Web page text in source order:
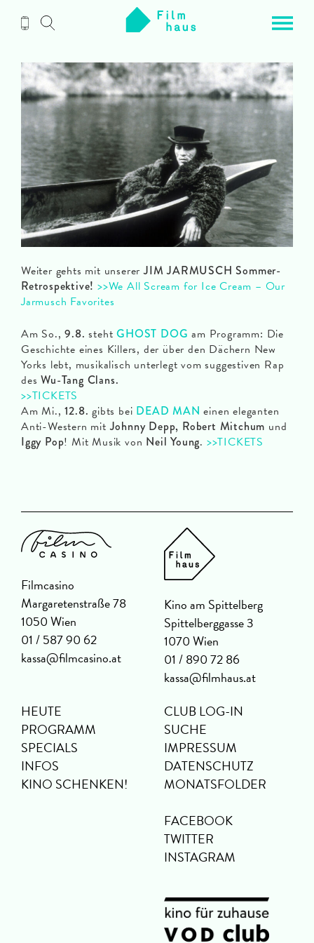
Inhalt
Weiter gehts mit unsererJIM JARMUSCH Sommer-
Retrospektive!>>We All Scream for Ice Cream – Our
Jarmusch Favorites
Am So.,9.8.stehtGHOST DOG am Programm: Die
Geschichte eines Killers, der über den Dächern New
Yorks lebt, musikalisch unterlegt vom suggestiven Rap
desWu-Tang Clans.
>>TICKETS
Am Mi., 12.8. gibts bei DEAD MAN einen eleganten
Anti-Western mitJohnny Depp, Robert Mitchum und
Iggy Pop! Mit Musik von Neil Young. >>TICKETS
Filmcasino
Margaretenstraße 78
1050 Wien
01 / 587 90 62
kassa@filmcasino.at
Kino am Spittelberg
Spittelberggasse 3
1070 Wien
01 / 890 72 86
kassa@filmhaus.at
HEUTE
PROGRAMM
SPECIALS
INFOS
KINO SCHENKEN!
CLUB LOG-IN
SUCHE
IMPRESSUM
DATENSCHUTZ
MONATSFOLDER
FACEBOOK
TWITTER
INSTAGRAM